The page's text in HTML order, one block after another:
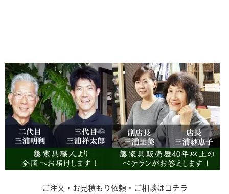
ご注文・お見積もり依頼・ご相談はコチラ